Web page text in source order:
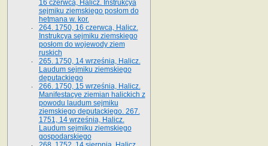
16 czerwca, Halicz. Instrukcya
sejmiku ziemskiego posłom do
hetmana w. kor.
264. 1750, 16 czerwca, Halicz.
Instrukcya sejmiku ziemskiego
posłom do wojewody ziem
ruskich
265. 1750, 14 września, Halicz.
Laudum sejmiku ziemskiego
deputackiego
266. 1750, 15 września, Halicz.
Manifestacye ziemian halickich z
powodu laudum sejmiku
ziemskiego deputackiego. 267.
1751, 14 września, Halicz.
Laudum sejmiku ziemskiego
gospodarskiego